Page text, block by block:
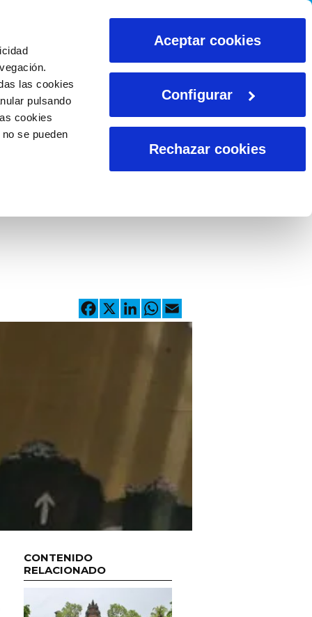
las cookies
pulsando
cookies
se pueden
Aceptar cookies
Configurar
Rechazar cookies
Facebook
X LinkedIn
WhatsApp
CONTENIDO
RELACIONADO